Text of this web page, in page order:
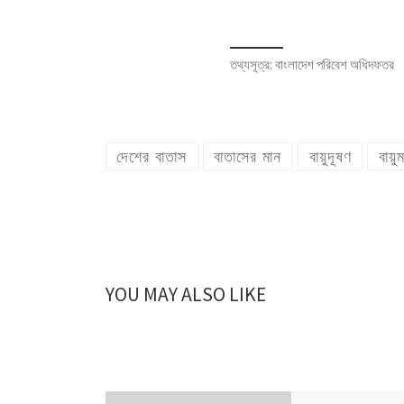
তথ্যসূত্র: বাংলাদেশ পরিবেশ অধিদফতর
দেশের বাতাস বাতাসের মান বায়ুদূষণ
YOU MAY ALSO LIKE